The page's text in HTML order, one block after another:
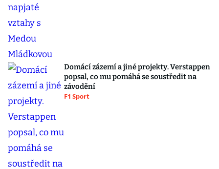
Domácí zázemí a jiné projekty. Verstappen
popsal, co mu pomáhá se soustředit na
závodění
F1 Sport